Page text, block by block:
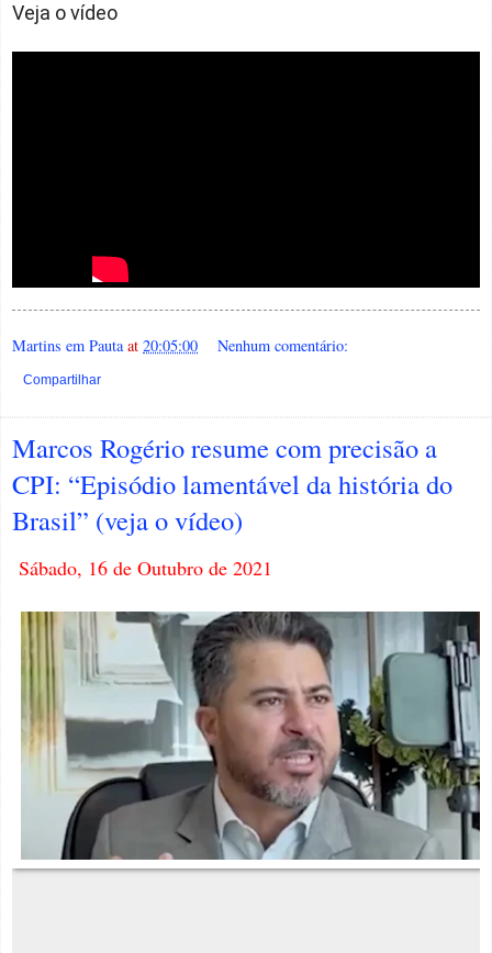
Veja o vídeo
Martins em Pauta at 20:05:00 Nenhum comentário:
Compartilhar
Marcos Rogério resume com precisão a
CPI: “Episódio lamentável da história do
Brasil” (veja o vídeo)
Sábado, 16 de Outubro de 2021